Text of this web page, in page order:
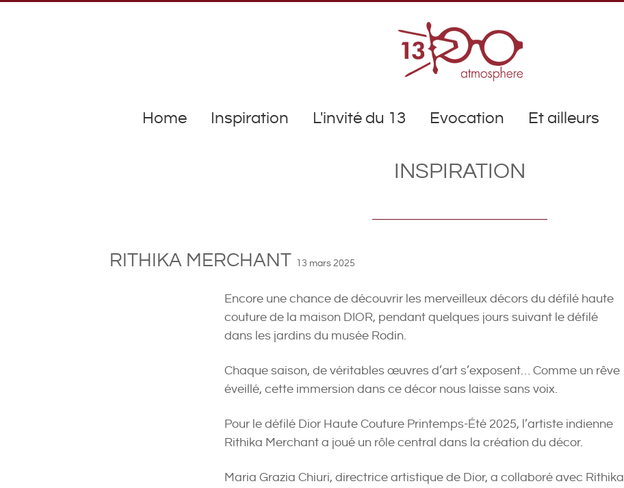
Home Inspiration L'invité du 13 Evocation Et ailleurs
INSPIRATION
RITHIKA MERCHANT 13 mars 2025
Encore une chance de découvrir les merveilleux décors du défilé haute
couture de la maison DIOR, pendant quelques jours suivant le défilé
dans les jardins du musée Rodin.
Chaque saison, de véritables œuvres d’art s’exposent… Comme un rêve
éveillé, cette immersion dans ce décor nous laisse sans voix.
Pour le défilé Dior Haute Couture Printemps-Été 2025, l’artiste indienne
Rithika Merchant a joué un rôle central dans la création du décor.
Maria Grazia Chiuri, directrice artistique de Dior, a collaboré avec Rithika